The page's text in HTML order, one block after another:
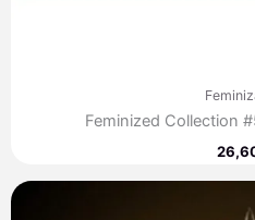
Feminized Collection